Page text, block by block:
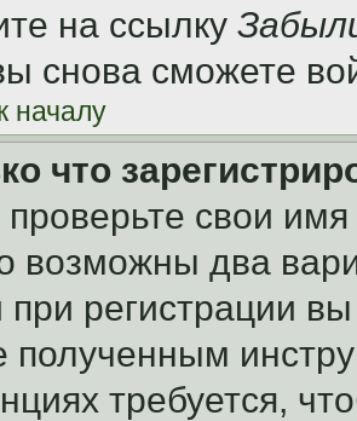
на ссылку
снова сможете
началу
что
свои
возможны два
при регистрации
полученным
требуется,